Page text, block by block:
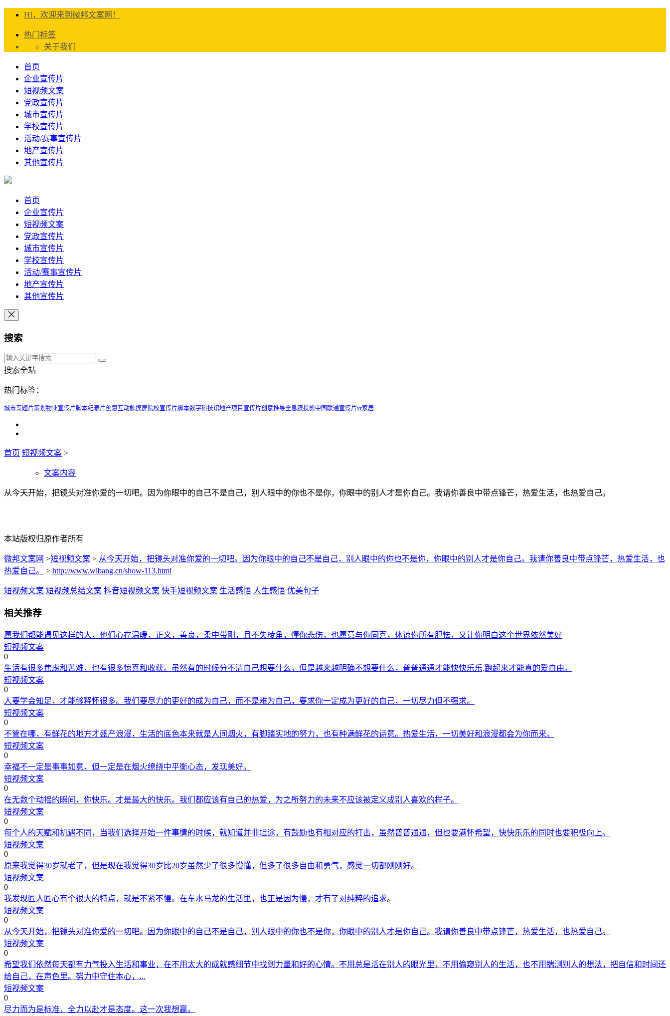
HI，欢迎来到微邦文案网！
热门标签
关于我们
首页
企业宣传片
短视频文案
党政宣传片
城市宣传片
学校宣传片
活动/赛事宣传片
地产宣传片
其他宣传片
首页
企业宣传片
短视频文案
党政宣传片
城市宣传片
学校宣传片
活动/赛事宣传片
地产宣传片
其他宣传片
搜索
搜索全站
热门标签：
城市专题片策划 物业宣传片脚本纪录片创意互动触摸屏院校宣传片脚本数字科技馆地产项目宣传片创意推导全息膜投影中国联通宣传片vr家居
首页 短视频文案 >
文案内容
从今天开始，把镜头对准你爱的一切吧。因为你眼中的自己不是自己，别人眼中的你也不是你，你眼中的别人才是你自己。我请你善良中带点锋芒，热爱生活，也热爱自己。
本站版权归原作者所有
微邦文案网 >短视频文案 > 从今天开始，把镜头对准你爱的一切吧。因为你眼中的自己不是自己，别人眼中的你也不是你，你眼中的别人才是你自己。我请你善良中带点锋芒，热爱生活，也
热爱自己。
> http://www.wibang.cn/show-113.html
短视频文案 短视频总结文案 抖音短视频文案 快手短视频文案 生活感悟 人生感悟 优美句子
相关推荐
愿我们都能遇见这样的人，他们心存温暖，正义，善良，柔中带刚，且不失棱角，懂你悲伤，也愿意与你同喜，体谅你所有胆怯，又让你明白这个世界依然美好
短视频文案
0
生活有很多焦虑和苦难，也有很多惊喜和收获。虽然有的时候分不清自己想要什么，但是越来越明确不想要什么，普普通通才能快快乐乐,跑起来才能真的爱自由。
短视频文案
0
人要学会知足，才能够释怀很多。我们要尽力的更好的成为自己，而不是难为自己，要求你一定成为更好的自己，一切尽力但不强求。
短视频文案
0
不管在哪，有鲜花的地方才盛产浪漫，生活的底色本来就是人间烟火，有脚踏实地的努力，也有种满鲜花的诗意。热爱生活，一切美好和浪漫都会为你而来。
短视频文案
0
幸福不一定是事事如意，但一定是在烟火缭绕中平衡心态，发现美好。
短视频文案
0
在无数个动摇的瞬间，你快乐。才是最大的快乐。我们都应该有自己的热爱，为之所努力的未来不应该被定义成别人喜欢的样子。
短视频文案
0
每个人的天赋和机遇不同，当我们选择开始一件事情的时候，就知道并非坦途，有鼓励也有相对应的打击，虽然普普通通，但也要满怀希望，快快乐乐的同时也要积极向上。
短视频文案
0
原来我觉得30岁就老了，但是现在我觉得30岁比20岁虽然少了很多懵懂，但多了很多自由和勇气，感觉一切都刚刚好。
短视频文案
0
我发现匠人匠心有个很大的特点，就是不紧不慢。在车水马龙的生活里，也正是因为慢，才有了对纯粹的追求。
短视频文案
0
从今天开始，把镜头对准你爱的一切吧。因为你眼中的自己不是自己，别人眼中的你也不是你，你眼中的别人才是你自己。我请你善良中带点锋芒，热爱生活，也热爱自己。
短视频文案
0
希望我们依然每天都有力气投入生活和事业，在不用太大的成就感细节中找到力量和好的心情。不用总是活在别人的眼光里，不用偷窥别人的生活，也不用揣测别人的想法，把自信和时间还
给自己，在声色里。努力中守住本心，...
短视频文案
0
尽力而为是标准，全力以赴才是态度。这一次我想赢。